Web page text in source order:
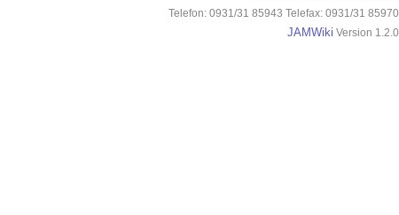
Telefon: 0931/31 85943 Telefax: 0931/31 85970
JAMWiki Version 1.2.0